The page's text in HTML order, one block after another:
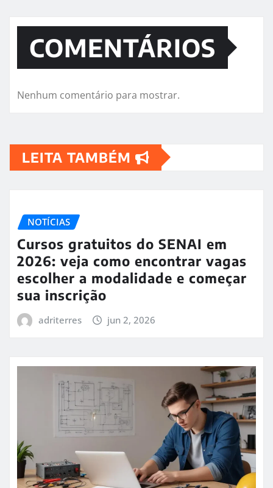
COMENTÁRIOS
Nenhum comentário para mostrar.
LEITA TAMBÉM
NOTÍCIAS
Cursos gratuitos do SENAI em
2026: veja como encontrar vagas
escolher a modalidade e começar
sua inscrição
adriterres jun 2, 2026